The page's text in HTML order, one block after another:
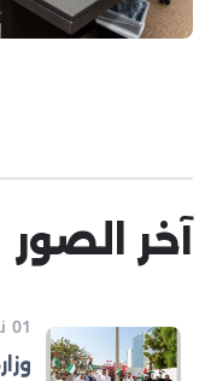
آخر الصور
01 نوفمبر 2024